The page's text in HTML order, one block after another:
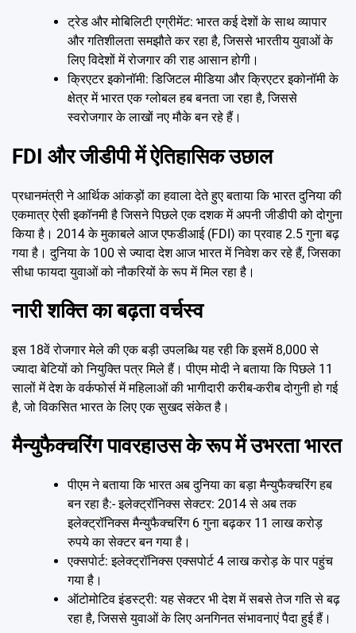
ट्रेड और मोबिलिटी एग्रीमेंट: भारत कई देशों के साथ व्यापार
और गतिशीलता समझौते कर रहा है, जिससे भारतीय युवाओं के
लिए विदेशों में रोजगार की राह आसान होगी।
क्रिएटर इकोनॉमी: डिजिटल मीडिया और क्रिएटर इकोनॉमी के
क्षेत्र में भारत एक ग्लोबल हब बनता जा रहा है, जिससे
स्वरोजगार के लाखों नए मौके बन रहे हैं।
FDI और जीडीपी में ऐतिहासिक उछाल
प्रधानमंत्री ने आर्थिक आंकड़ों का हवाला देते हुए बताया कि भारत दुनिया की
एकमात्र ऐसी इकॉनमी है जिसने पिछले एक दशक में अपनी जीडीपी को दोगुना
किया है। 2014 के मुकाबले आज एफडीआई (FDI) का प्रवाह 2.5 गुना बढ़
गया है। दुनिया के 100 से ज्यादा देश आज भारत में निवेश कर रहे हैं, जिसका
सीधा फायदा युवाओं को नौकरियों के रूप में मिल रहा है।
नारी शक्ति का बढ़ता वर्चस्व
इस 18वें रोजगार मेले की एक बड़ी उपलब्धि यह रही कि इसमें 8,000 से
ज्यादा बेटियों को नियुक्ति पत्र मिले हैं। पीएम मोदी ने बताया कि पिछले 11
सालों में देश के वर्कफोर्स में महिलाओं की भागीदारी करीब-करीब दोगुनी हो गई
है, जो विकसित भारत के लिए एक सुखद संकेत है।
मैन्युफैक्चरिंग पावरहाउस के रूप में उभरता भारत
पीएम ने बताया कि भारत अब दुनिया का बड़ा मैन्युफैक्चरिंग हब
बन रहा है:- इलेक्ट्रॉनिक्स सेक्टर: 2014 से अब तक
इलेक्ट्रॉनिक्स मैन्युफैक्चरिंग 6 गुना बढ़कर 11 लाख करोड़
रुपये का सेक्टर बन गया है।
एक्सपोर्ट: इलेक्ट्रॉनिक्स एक्सपोर्ट 4 लाख करोड़ के पार पहुंच
गया है।
ऑटोमोटिव इंडस्ट्री: यह सेक्टर भी देश में सबसे तेज गति से बढ़
रहा है, जिससे युवाओं के लिए अनगिनत संभावनाएं पैदा हुई हैं।